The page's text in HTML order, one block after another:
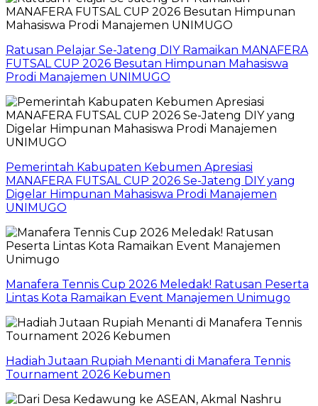
Ratusan Pelajar Se-Jateng DIY Ramaikan MANAFERA
FUTSAL CUP 2026 Besutan Himpunan Mahasiswa
Prodi Manajemen UNIMUGO
Pemerintah Kabupaten Kebumen Apresiasi
MANAFERA FUTSAL CUP 2026 Se-Jateng DIY yang
Digelar Himpunan Mahasiswa Prodi Manajemen
UNIMUGO
Manafera Tennis Cup 2026 Meledak! Ratusan Peserta
Lintas Kota Ramaikan Event Manajemen Unimugo
Hadiah Jutaan Rupiah Menanti di Manafera Tennis
Tournament 2026 Kebumen